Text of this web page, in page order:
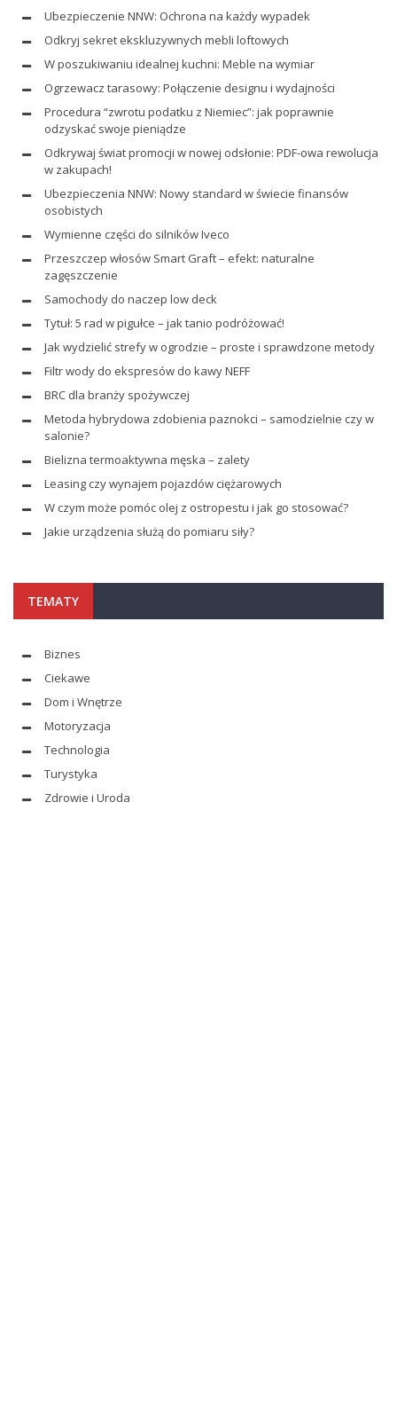
Ubezpieczenie NNW: Ochrona na każdy wypadek
Odkryj sekret ekskluzywnych mebli loftowych
W poszukiwaniu idealnej kuchni: Meble na wymiar
Ogrzewacz tarasowy: Połączenie designu i wydajności
Procedura “zwrotu podatku z Niemiec”: jak poprawnie
odzyskać swoje pieniądze
Odkrywaj świat promocji w nowej odsłonie: PDF-owa rewolucja
w zakupach!
Ubezpieczenia NNW: Nowy standard w świecie finansów
osobistych
Wymienne części do silników Iveco
Przeszczep włosów Smart Graft – efekt: naturalne
zagęszczenie
Samochody do naczep low deck
Tytuł: 5 rad w pigułce – jak tanio podróżować!
Jak wydzielić strefy w ogrodzie – proste i sprawdzone metody
Filtr wody do ekspresów do kawy NEFF
BRC dla branży spożywczej
Metoda hybrydowa zdobienia paznokci – samodzielnie czy w
salonie?
Bielizna termoaktywna męska – zalety
Leasing czy wynajem pojazdów ciężarowych
W czym może pomóc olej z ostropestu i jak go stosować?
Jakie urządzenia służą do pomiaru siły?
TEMATY
Biznes
Ciekawe
Dom i Wnętrze
Motoryzacja
Technologia
Turystyka
Zdrowie i Uroda